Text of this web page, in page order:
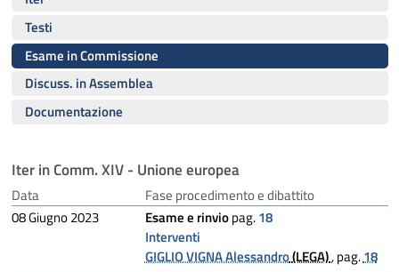
Testi
Esame in Commissione
Discuss. in Assemblea
Documentazione
Iter in Comm. XIV - Unione europea
Data
Fase procedimento e dibattito
08 Giugno 2023
Esame e rinviopag.18
Interventi
GIGLIO VIGNA Alessandro(LEGA),pag.18